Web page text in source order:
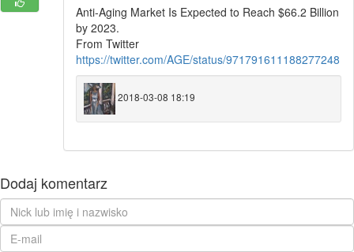
Anti-Aging Market Is Expected to Reach $66.2 Billion
by 2023.
From Twitter
https://twitter.com/AGE/status/971791611188277248
2018-03-08 18:19
Dodaj komentarz